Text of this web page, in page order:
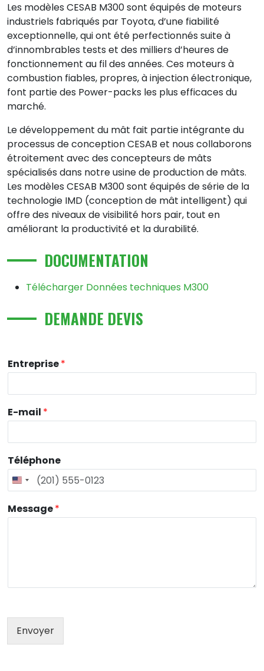
Les modèles CESAB M300 sont équipés de moteurs
industriels fabriqués par Toyota, d’une fiabilité
exceptionnelle, qui ont été perfectionnés suite à
d’innombrables tests et des milliers d’heures de
fonctionnement au fil des années. Ces moteurs à
combustion fiables, propres, à injection électronique,
font partie des Power-packs les plus efficaces du
marché.
Le développement du mât fait partie intégrante du
processus de conception CESAB et nous collaborons
étroitement avec des concepteurs de mâts
spécialisés dans notre usine de production de mâts.
Les modèles CESAB M300 sont équipés de série de la
technologie IMD (conception de mât intelligent) qui
offre des niveaux de visibilité hors pair, tout en
améliorant la productivité et la durabilité.
DOCUMENTATION
Télécharger Données techniques M300
DEMANDE DEVIS
Entreprise*
E-mail *
Téléphone
Message*
Envoyer